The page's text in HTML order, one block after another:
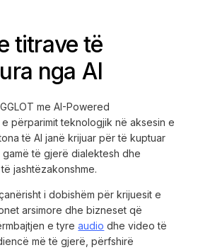
titrave të
nga AI
me AI-Powered
përparimit teknologjik në aksesin e
të AI janë krijuar për të kuptuar
të gjerë dialektesh dhe
jashtëzakonshme.
i dobishëm për krijuesit e
arsimore dhe bizneset që
e tyreaudio dhe video të
më të gjerë, përfshirë